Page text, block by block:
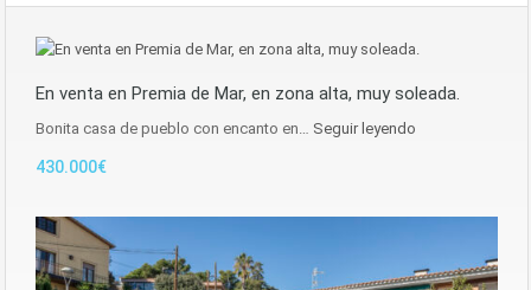
En venta en Premia de Mar, en zona alta, muy soleada.
Bonita casa de pueblo con encanto en… Seguir leyendo
430.000€